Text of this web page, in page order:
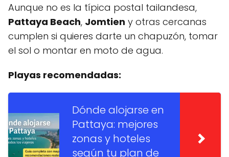
Aunque no es la típica postal tailandesa,
Pattaya Beach, Jomtien y otras cercanas
cumplen si quieres darte un chapuzón, tomar
el sol o montar en moto de agua.
Playas recomendadas:
Dónde alojarse en
Pattaya: mejores
zonas y hoteles
según tu plan de